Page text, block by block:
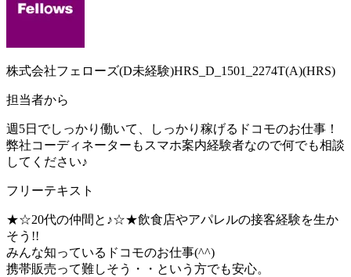
株式会社フェローズ(D未経験)HRS_D_1501_2274T(A)(HRS)
担当者から
週5日でしっかり働いて、しっかり稼げるドコモのお仕事！
弊社コーディネーターもスマホ案内経験者なので何でも相談
してください♪
フリーテキスト
★☆20代の仲間と♪☆★飲食店やアパレルの接客経験を生か
そう!!
みんな知っているドコモのお仕事(^^)
携帯販売って難しそう・・という方でも安心。